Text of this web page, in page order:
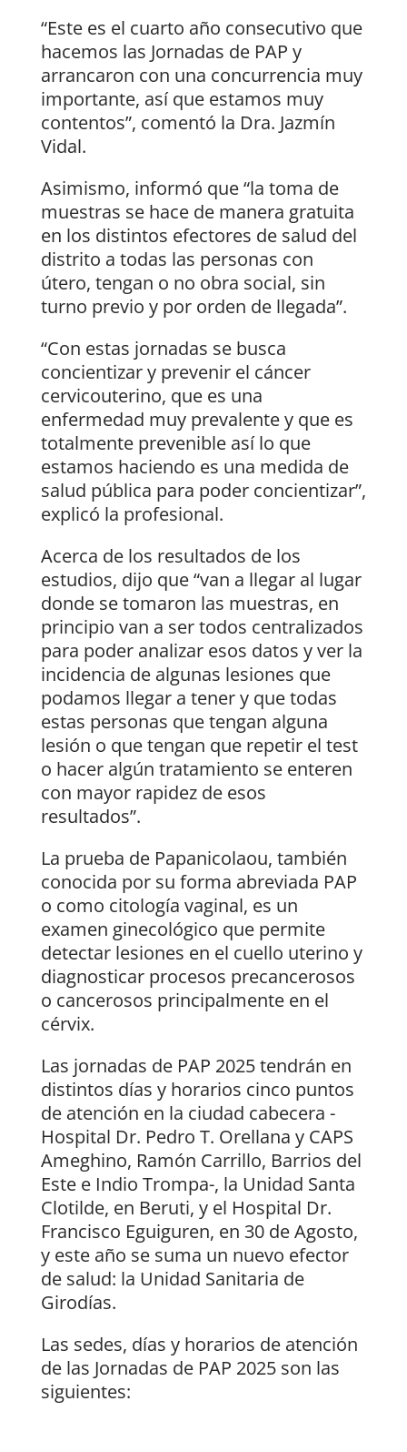
“Este es el cuarto año consecutivo que
hacemos las Jornadas de PAP y
arrancaron con una concurrencia muy
importante, así que estamos muy
contentos”, comentó la Dra. Jazmín
Vidal.
Asimismo, informó que “la toma de
muestras se hace de manera gratuita
en los distintos efectores de salud del
distrito a todas las personas con
útero, tengan o no obra social, sin
turno previo y por orden de llegada”.
“Con estas jornadas se busca
concientizar y prevenir el cáncer
cervicouterino, que es una
enfermedad muy prevalente y que es
totalmente prevenible así lo que
estamos haciendo es una medida de
salud pública para poder concientizar”,
explicó la profesional.
Acerca de los resultados de los
estudios, dijo que “van a llegar al lugar
donde se tomaron las muestras, en
principio van a ser todos centralizados
para poder analizar esos datos y ver la
incidencia de algunas lesiones que
podamos llegar a tener y que todas
estas personas que tengan alguna
lesión o que tengan que repetir el test
o hacer algún tratamiento se enteren
con mayor rapidez de esos
resultados”.
La prueba de Papanicolaou, también
conocida por su forma abreviada PAP
o como citología vaginal, es un
examen ginecológico que permite
detectar lesiones en el cuello uterino y
diagnosticar procesos precancerosos
o cancerosos principalmente en el
cérvix.
Las jornadas de PAP 2025 tendrán en
distintos días y horarios cinco puntos
de atención en la ciudad cabecera -
Hospital Dr. Pedro T. Orellana y CAPS
Ameghino, Ramón Carrillo, Barrios del
Este e Indio Trompa-, la Unidad Santa
Clotilde, en Beruti, y el Hospital Dr.
Francisco Eguiguren, en 30 de Agosto,
y este año se suma un nuevo efector
de salud: la Unidad Sanitaria de
Girodías.
Las sedes, días y horarios de atención
de las Jornadas de PAP 2025 son las
siguientes: